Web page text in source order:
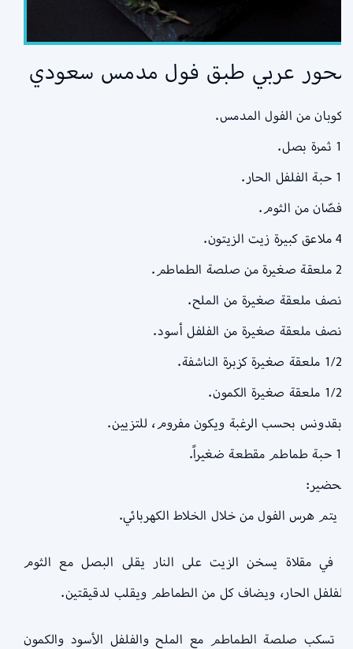
سحور عربي طبق فول مدمس سعودي
– كوبان من الفول المدمس.
– فصّان من الثوم.
– نصف ملعقة صغيرة من الملح.
– نصف ملعقة صغيرة من الفلفل أسود.
– بقدونس بحسب الرغبة ويكون مفروم، للتزيين.
التحضير:
2. في مقلاة يسخن الزيت على النار يقلى البصل مع الثوم
والفلفل الحار، ويضاف كل من الطماطم ويقلب لدقيقتين.
3. تسكب صلصة الطماطم مع الملح والفلفل الأسود والكمون